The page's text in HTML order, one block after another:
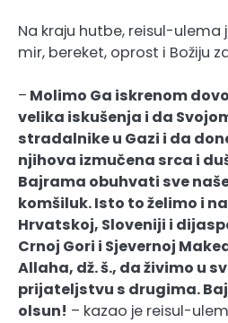
Na kraju hutbe, reisul-
mir, bereket, oprost i Božiju
– Molimo Ga iskrenom
velika iskušenja i da
stradalnike u Gazi i da
njihova izmučena srca i
Bajrama obuhvati sve
komšiluk. Isto to želimo i
Hrvatskoj, Sloveniji i
Crnoj Gori i Sjevernoj
Allaha, dž. š., da živimo u
prijateljstvu s drugima.
olsun! – kazao je reisul-